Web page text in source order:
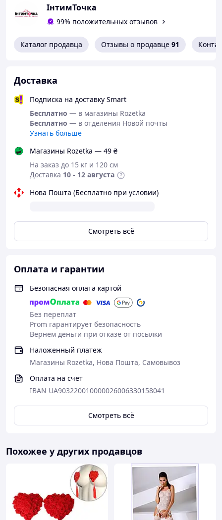
элементы комплекта подобраны таким образом, чтобы
образ выглядел гармонично и завершен.
━━━━━━━━━━━━━━━━━━
⭐ Детали образа
Топ
часть украшенатремя золотистыми пуговицами, а
синими погонами
декоративной атласной лентой.
Синяя юбка облегающего кроя создает аккуратный
силуэт и красиво сидит по фигуре. Для удобства
предусмотреназастежка-молния сзади
Краватка
Декоративная лента, которая завязывается на шее,
гармонично дополняет образ и придает ему стиля.
Полотка
Головной убор в виде синей пилотки украшен
лентой и золотистой пуговицей
тематику костюма.
━━━━━━━━━━━━━━━━━━
• мини-юбка
━━━━━━━━━━━━━━━━━━
Подходит наXS, S, M
• передняя часть топа
(тянется к ≈ 30 см)
ІнтимТочка
99% положительных отзывов
Каталог продавца Отзывы о продавце 91
Доставка
Подписка на доставку Smart
Бесплатно — в магазины Rozetka
Бесплатно — в отделения Новой почты
Узнать больше
Магазины Rozetka — 49 ₴
На заказ до 15 кг и 120 см
Доставка 10 - 12 августа
Нова Пошта (Бесплатно при условии)
Смотреть всё
Оплата и гарантии
Безопасная оплата картой
Без переплат
Prom гарантирует безопасность
Вернем деньги при отказе от посылки
Наложенный платеж
Магазины Rozetka, Нова Пошта, Самовывоз
Оплата на счет
IBAN UA903220010000026006330158041
Смотреть всё
Похожее у других продавцов